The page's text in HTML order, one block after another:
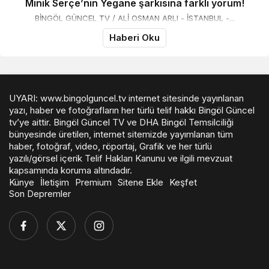
Minik Serçe’nin Yegane şarkısına farklı yorum!
BİNGÖL GÜNCEL TV / ALİ OSMAN ARLI - İSTANBUL -...
Haberi Oku
UYARI: www.bingolguncel.tv internet sitesinde yayınlanan
yazı, haber ve fotoğrafların her türlü telif hakkı Bingöl Güncel
tv’ye aittir. Bingöl Güncel TV ve DHA Bingöl Temsilciliği
bünyesinde üretilen, internet sitemizde yayımlanan tüm
haber, fotoğraf, video, röportaj, Grafik ve her türlü
yazılı/görsel içerik Telif Hakları Kanunu ve ilgili mevzuat
kapsamında koruma altındadır.
Künye
İletişim Premium Sitene Ekle
Keşfet
Son Depremler